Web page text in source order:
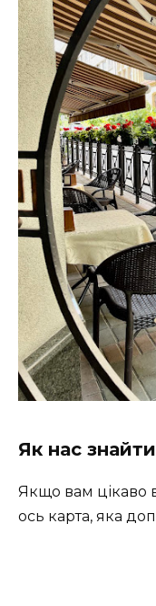
Як нас
Якщо вам цікаво
ось карта, яка